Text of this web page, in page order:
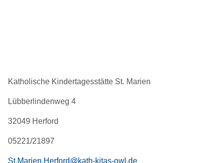
Katholische Kindertagesstätte St. Marien
Lübberlindenweg 4
32049 Herford
05221/21897
St.Marien.Herford@kath-kitas-owl.de